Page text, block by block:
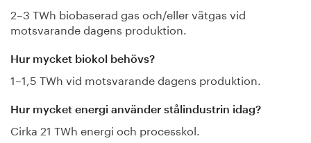
2–3 TWh biobaserad gas och/eller vätgas vid
motsvarande dagens produktion.
Hur mycket biokol behövs?
1–1,5 TWh vid motsvarande dagens produktion.
Hur mycket energi använder stålindustrin idag?
Cirka 21 TWh energi och processkol.